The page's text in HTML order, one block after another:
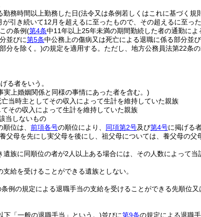
務時間以上勤務した日(法令又は条例若しくはこれに基づく規
が引き続いて12月を超えるに至ったもので、その超えるに至っ
の条例(第4条中11年以上25年未満の期間勤続した者の通勤によ
並びに第5条中公務上の傷病又は死亡による退職に係る部分並
分を除く。)の規定を適用する。 ただし、地方公務員法第22条
る者をいう。
上婚姻関係と同様の事情にあった者を含む。)
当時主としてその収入によって生計を維持していた親族
その収入によって生計を維持していた親族
当しないもの
位は、 前項各号の順位により、 同項第2号及び第4号に掲げる
父母を先にし実父母を後にし、祖父母については、養父母の
族に同順位の者が2人以上ある場合には、その人数によって
給を受けることができる遺族としない。
例の規定による退職手当の支給を受けることができる先順位
下「一般の退職手当」という。)並びに第9条の規定による退職